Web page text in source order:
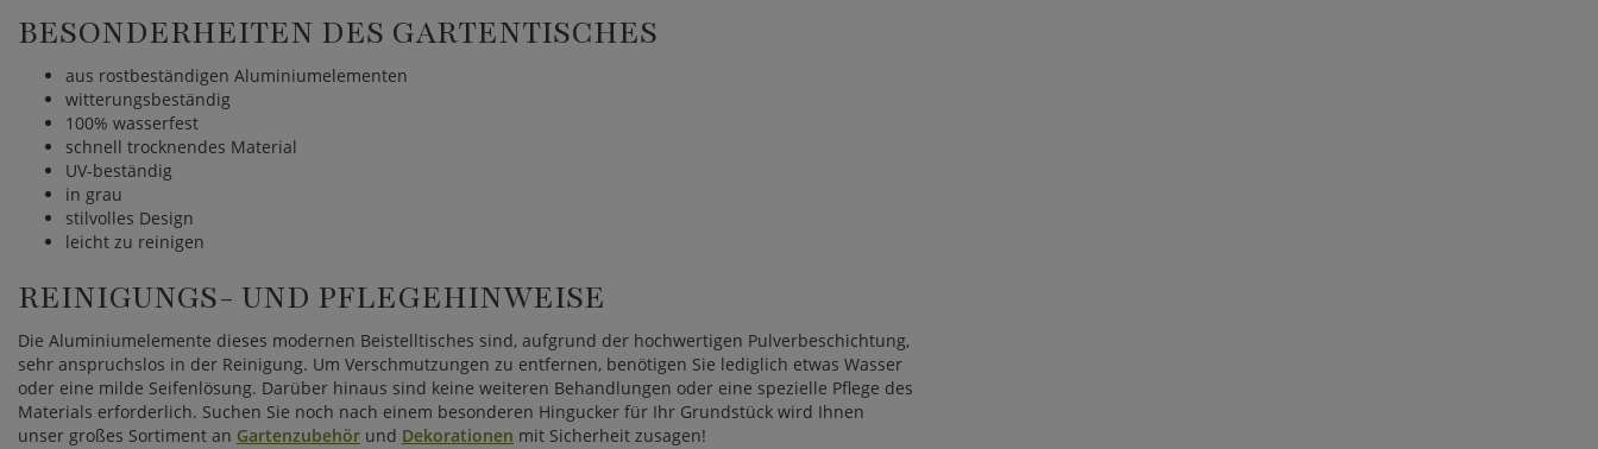
BESONDERHEITEN DES GARTENTISCHES
aus rostbeständigen Aluminiumelementen
witterungsbeständig
100% wasserfest
schnell trocknendes Material
UV-beständig
in grau
stilvolles Design
leicht zu reinigen
REINIGUNGS- UND PFLEGEHINWEISE
Die Aluminiumelemente dieses modernen Beistelltisches sind, aufgrund der hochwertigen Pulverbeschichtung,
sehr anspruchslos in der Reinigung. Um Verschmutzungen zu entfernen, benötigen Sie lediglich etwas Wasser
oder eine milde Seifenlösung. Darüber hinaus sind keine weiteren Behandlungen oder eine spezielle Pflege des
Materials erforderlich. Suchen Sie noch nach einem besonderen Hingucker für Ihr Grundstück wird Ihnen
unser großes Sortiment an Gartenzubehör und Dekorationen mit Sicherheit zusagen!